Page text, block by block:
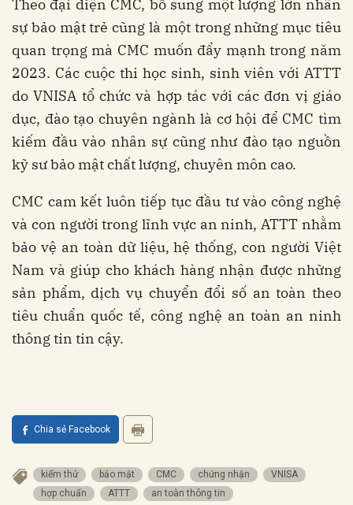
Theo đại diện CMC, bổ sung một lượng lớn nhân
sự bảo mật trẻ cũng là một trong những mục tiêu
quan trọng mà CMC muốn đẩy mạnh trong năm
2023. Các cuộc thi học sinh, sinh viên với ATTT
do VNISA tổ chức và hợp tác với các đơn vị giáo
dục, đào tạo chuyên ngành là cơ hội để CMC tìm
kiếm đầu vào nhân sự cũng như đào tạo nguồn
kỹ sư bảo mật chất lượng, chuyên môn cao.
CMC cam kết luôn tiếp tục đầu tư vào công nghệ
và con người trong lĩnh vực an ninh, ATTT nhằm
bảo vệ an toàn dữ liệu, hệ thống, con người Việt
Nam và giúp cho khách hàng nhận được những
sản phẩm, dịch vụ chuyển đổi số an toàn theo
tiêu chuẩn quốc tế, công nghệ an toàn an ninh
thông tin tin cậy.
Chia sẻ Facebook
kiểm thử bảo mật CMC chứng nhận
VNISA
hợp chuẩn
ATTT an toàn thông tin